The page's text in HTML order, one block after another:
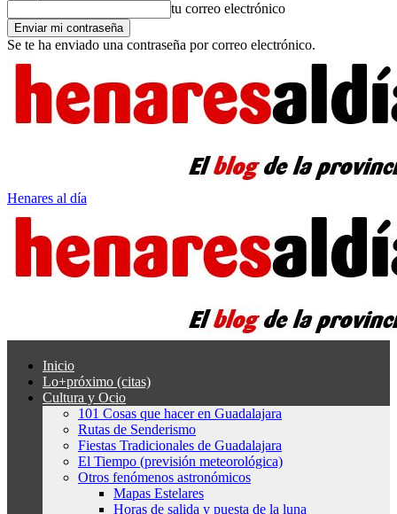
tu correo electrónico
Se te ha enviado una contraseña por correo electrónico.
Henares al día
Inicio
Lo+próximo (citas)
Cultura y Ocio
101 Cosas que hacer en Guadalajara
Rutas de Senderismo
Fiestas Tradicionales de Guadalajara
El Tiempo (previsión meteorológica)
Otros fenómenos astronómicos
Mapas Estelares
Horas de salida y puesta de la luna